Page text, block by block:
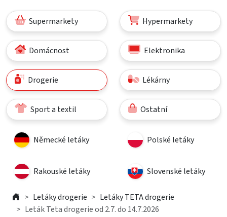
Supermarkety Hypermarkety
Domácnost Elektronika
Drogerie Lékárny
Sport a textil Ostatní
Německé letáky Polské letáky
Rakouské letáky Slovenské letáky
Letáky drogerie
Letáky TETA drogerie
Leták Teta drogerie od 2.7. do 14.7.2026